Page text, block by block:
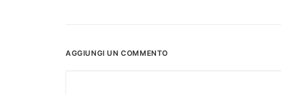
AGGIUNGI UN COMMENTO